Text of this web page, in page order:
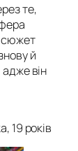
те,
сюжет
й
він
19 років